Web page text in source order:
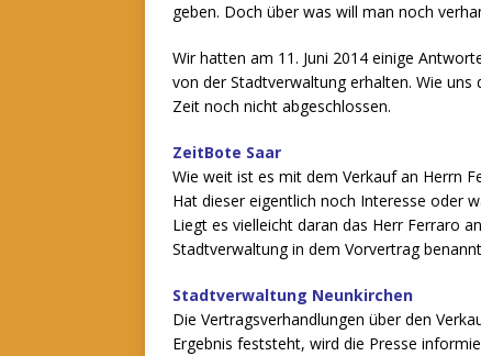
geben. Doch über was will man noch
Wir hatten am 11. Juni 2014 einige
von der Stadtverwaltung erhalten. Wie
Zeit noch nicht abgeschlossen.
ZeitBote Saar
Wie weit ist es mit dem Verkauf an Herrn
Hat dieser eigentlich noch Interesse oder
Liegt es vielleicht daran das Herr Ferraro
Stadtverwaltung in dem Vorvertrag
Stadtverwaltung Neunkirchen
Die Vertragsverhandlungen über den
Ergebnis feststeht, wird die Presse